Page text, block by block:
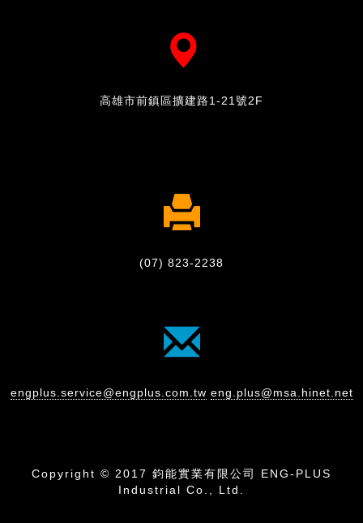
高雄市前鎮區擴建路1-21號2F
(07) 823-2238
engplus.service@engplus.com.tw eng.plus@msa.hinet.net
Copyright © 2017 鈞能實業有限公司 ENG-PLUS
Industrial Co., Ltd.